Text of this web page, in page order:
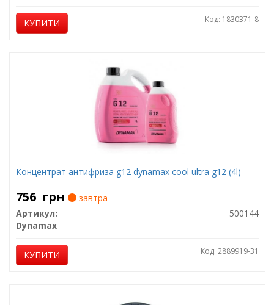
КУПИТИ Код: 1830371-8
Концентрат антифриза g12 dynamax cool ultra g12 (4l)
756 грн
завтра
Артикул:
500144
Dynamax
КУПИТИ Код: 2889919-31